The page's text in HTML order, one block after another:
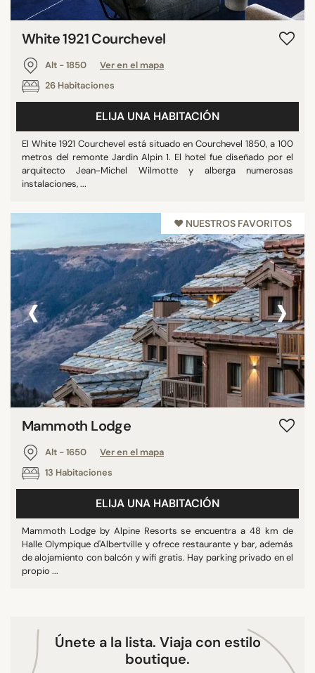
Piscina
Sala de reuniones
Spa
Mostrar más
ESTRELLAS
Otros
3 estrellas
PUNTUACIÓN
7/10
8/10
9/10
10/10
ZONA
Alt - 1550
Alt - 1650
Alt - 1850
BUSCAR
White 1921 Courchevel
Alt - 1850
Ver en el mapa
26 Habitaciones
ELIJA UNA HABITACIÓN
El White 1921 Courchevel está situado en Courchevel 1850, a 100
metros del remonte Jardin Alpin 1. El hotel fue diseñado por el
arquitecto Jean-Michel Wilmotte y alberga numerosas
instalaciones, ...
♥︎ NUESTROS FAVORITOS
‹ ›
Mammoth Lodge
Alt - 1650
Ver en el mapa
13 Habitaciones
ELIJA UNA HABITACIÓN
Mammoth Lodge by Alpine Resorts se encuentra a 48 km de
Halle Olympique d'Albertville y ofrece restaurante y bar, además
de alojamiento con balcón y wifi gratis. Hay parking privado en el
propio ...
Únete a la lista. Viaja con estilo
boutique.